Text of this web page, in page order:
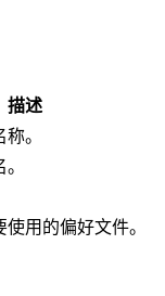
描述
。
用的偏好文件。